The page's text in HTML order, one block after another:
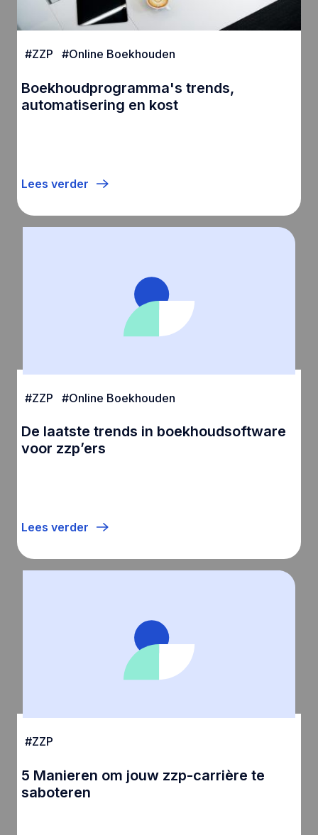
#ZZP #Online Boekhouden
Boekhoudprogramma's trends,
automatisering en kost
Lees verder
#ZZP #Online Boekhouden
De laatste trends in boekhoudsoftware
voor zzp’ers
Lees verder
#ZZP
5 Manieren om jouw zzp-carrière te
saboteren